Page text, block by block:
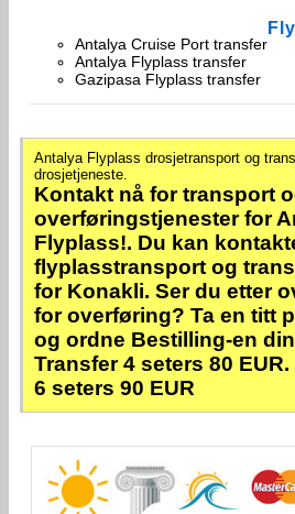
Antalya Cruise Port transfer
Antalya Flyplass transfer
Gazipasa Flyplass transfer
Antalya Flyplass drosjetransport og
drosjetjeneste.
Kontakt nå for transport
overføringstjenester for
Flyplass!. Du kan
flyplasstransport og
for Konakli. Ser du etter
for overføring? Ta en titt
og ordne Bestilling-en
Transfer 4 seters 80
6 seters 90 EUR